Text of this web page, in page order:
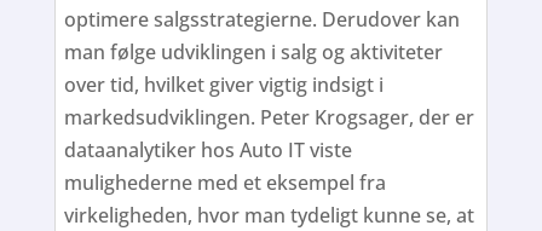
optimere salgsstrategierne. Derudover kan
man følge udviklingen i salg og aktiviteter
over tid, hvilket giver vigtig indsigt i
markedsudviklingen. Peter Krogsager, der er
dataanalytiker hos Auto IT viste
mulighederne med et eksempel fra
virkeligheden, hvor man tydeligt kunne se, at